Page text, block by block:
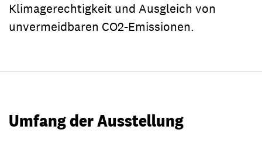
Klimagerechtigkeit und Ausgleich von
unvermeidbaren CO2-Emissionen.
Umfang der Ausstellung